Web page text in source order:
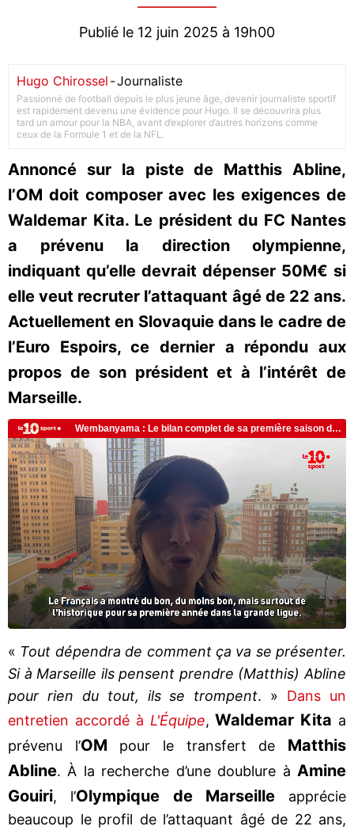
Publié le 12 juin 2025 à 19h00
Hugo Chirossel -Journaliste
Passionné de football depuis le plus jeune âge, devenir journaliste sportif
est rapidement devenu une évidence pour Hugo. Il se découvrira plus
tard un amour pour la NBA, avant d’explorer d’autres horizons comme
ceux de la Formule 1 et de la NFL.
Annoncé sur la piste de Matthis Abline,
l’OM doit composer avec les exigences de
Waldemar Kita. Le président du FC Nantes
a prévenu la direction olympienne,
indiquant qu’elle devrait dépenser 50M€ si
elle veut recruter l’attaquant âgé de 22 ans.
Actuellement en Slovaquie dans le cadre de
l’Euro Espoirs, ce dernier a répondu aux
propos de son président et à l’intérêt de
Marseille.
« Tout dépendra de comment ça va se présenter.
Si à Marseille ils pensent prendre (Matthis) Abline
pour rien du tout, ils se trompent. » Dans un
entretien accordé à L'Équipe,Waldemar Kita a
prévenu l’OM pour le transfert de Matthis
Abline. À la recherche d’une doublure à Amine
Gouiri, l’Olympique de Marseille apprécie
beaucoup le profil de l’attaquant âgé de 22 ans,